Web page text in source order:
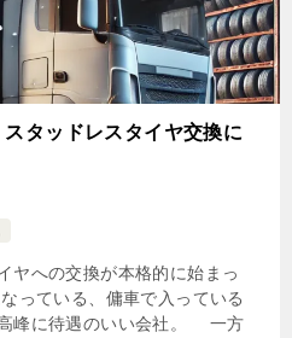
スタッドレスタイヤ交換に
ヤへの交換が本格的に始まっ
っている、傭車で入っている
峰に待遇のいい会社。 一方